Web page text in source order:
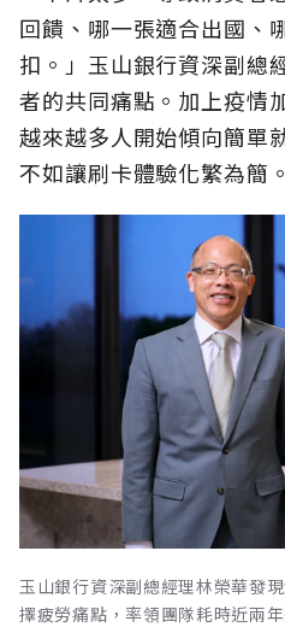
回饋、哪一張適合出國、
扣。」玉山銀行資深副總
者的共同痛點。加上疫情
越來越多人開始傾向簡單
不如讓刷卡體驗化繁為簡。
玉山銀行資深副總經理林榮華發
擇疲勞痛點，率領團隊耗時近兩